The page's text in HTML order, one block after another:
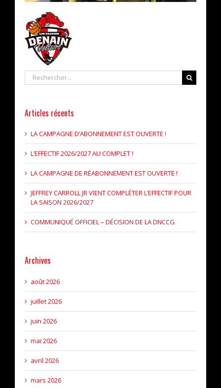
Rechercher
Articles récents
LA CAMPAGNE D’ABONNEMENT EST OUVERTE !
L’EFFECTIF 2026/2027 AU COMPLET !
LA CAMPAGNE DE RÉABONNEMENT EST OUVERTE !
JEFFREY CARROLL JR VIENT COMPLÉTER L’EFFECTIF POUR
LA SAISON 2026/2027
COMMUNIQUÉ OFFICIEL – DÉCISION DE LA DNCCG
Archives
août 2026
juillet 2026
juin 2026
mai 2026
avril 2026
mars 2026